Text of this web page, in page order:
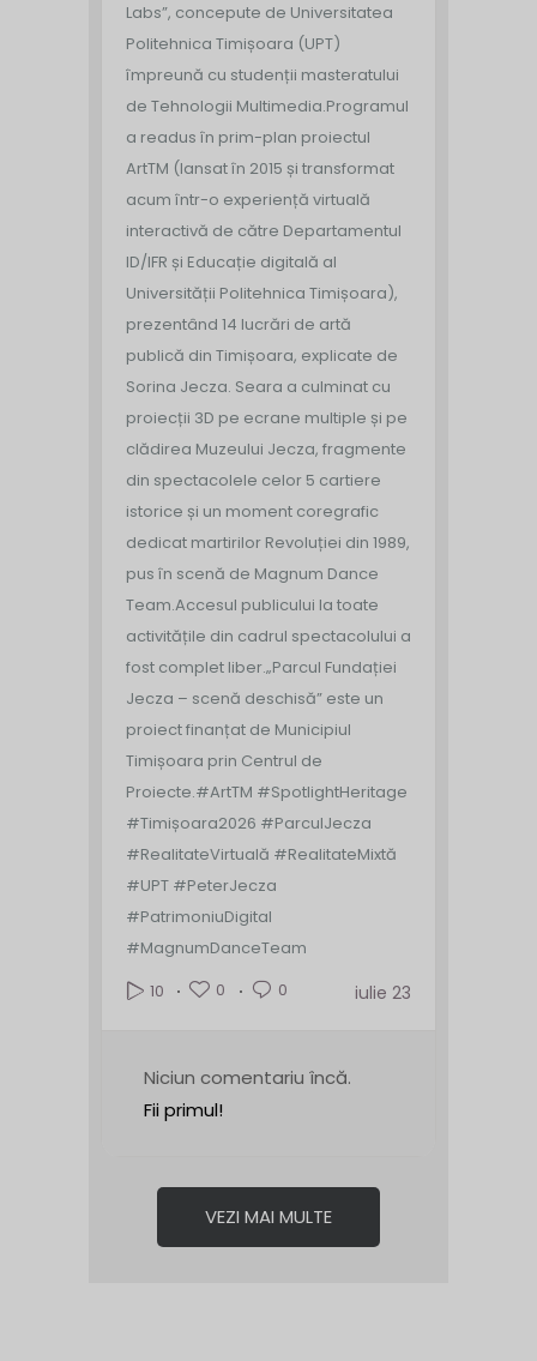
Labs”, concepute de Universitatea
Politehnica Timișoara (UPT)
împreună cu studenții masteratului
de Tehnologii Multimedia.Programul
a readus în prim-plan proiectul
ArtTM (lansat în 2015 și transformat
acum într-o experiență virtuală
interactivă de către Departamentul
ID/IFR și Educație digitală al
Universității Politehnica Timișoara),
prezentând 14 lucrări de artă
publică din Timișoara, explicate de
Sorina Jecza. Seara a culminat cu
proiecții 3D pe ecrane multiple și pe
clădirea Muzeului Jecza, fragmente
din spectacolele celor 5 cartiere
istorice și un moment coregrafic
dedicat martirilor Revoluției din 1989,
pus în scenă de Magnum Dance
Team.Accesul publicului la toate
activitățile din cadrul spectacolului a
fost complet liber.„Parcul Fundației
Jecza – scenă deschisă” este un
proiect finanțat de Municipiul
Timișoara prin Centrul de
Proiecte.#ArtTM #SpotlightHeritage
#Timișoara2026 #ParculJecza
#RealitateVirtuală #RealitateMixtă
#UPT #PeterJecza
#PatrimoniuDigital
#MagnumDanceTeam
10
0 0 iulie 23
Niciun comentariu încă.
Fii primul!
VEZI MAI MULTE